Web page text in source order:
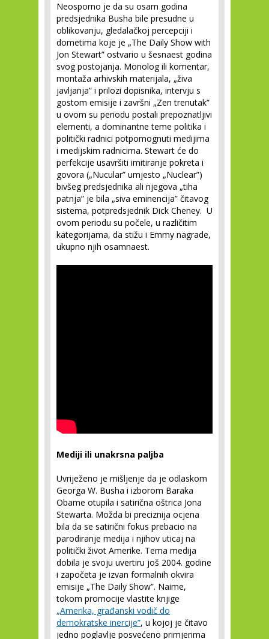
Neosporno je da su osam godina
predsjednika Busha bile presudne u
oblikovanju, gledalačkoj percepciji i
dometima koje je „The Daily Show with
Jon Stewart” ostvario u šesnaest godina
svog postojanja. Monolog ili komentar,
montaža arhivskih materijala, „živa
javljanja” i prilozi dopisnika, intervju s
gostom emisije i završni „Zen trenutak”
u ovom su periodu postali prepoznatljivi
elementi, a dominantne teme politika i
politički radnici potpomognuti medijima
i medijskim radnicima. Stewart će do
perfekcije usavršiti imitiranje pokreta i
govora („Nucular” umjesto „Nuclear”)
bivšeg predsjednika ali njegova „tiha
patnja” je bila „siva eminencija” čitavog
sistema, potpredsjednik Dick Cheney. U
ovom periodu su počele, u različitim
kategorijama, da stižu i Emmy nagrade,
ukupno njih osamnaest.
Mediji ili unakrsna paljba
Uvriježeno je mišljenje da je odlaskom
Georga W. Busha i izborom Baraka
Obame otupila i satirična oštrica Jona
Stewarta. Možda bi preciznija ocjena
bila da se satirični fokus prebacio na
parodiranje medija i njihov uticaj na
politički život Amerike. Tema medija
dobila je svoju uvertiru još 2004. godine
i započeta je izvan formalnih okvira
emisije „The Daily Show”. Naime,
tokom promocije vlastite knjige
„Amerika, građanski vodič do
demokratske inercije”, u kojoj je čitavo
jedno poglavlje posvećeno primjerima